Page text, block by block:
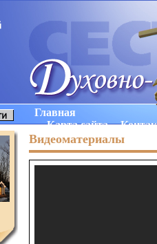
Главная
Карта сайта
Видеоматериалы